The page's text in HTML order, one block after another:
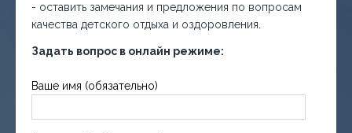
- оставить замечания и предложения по вопросам
качества детского отдыха и оздоровления.
Задать вопрос в онлайн режиме:
Ваше имя (обязательно)